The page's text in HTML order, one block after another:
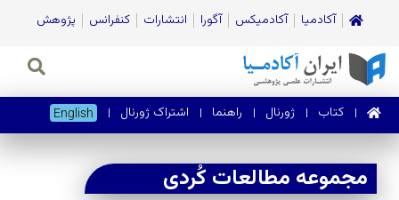
آکادمیا آکادمیکس آگورا انتشارات کنفرانس پژوهش
کتاب ژورنال‌ راهنما اشتراک ژورنال English
مجموعه مطالعات کُردی